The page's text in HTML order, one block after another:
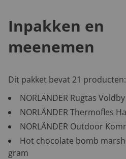
Inpakken en
meenemen
Dit pakket bevat 21 producten:
NORLÄNDER Rugtas
NORLÄNDER Thermofles
NORLÄNDER Outdoor
Hot chocolate bomb
gram